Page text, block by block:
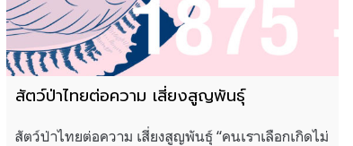
สัตว์ป่าไทยต่อความ เสี่ยงสูญพันธุ์
สัตว์ป่าไทยต่อความ เสี่ยงสูญพันธุ์ “คนเราเลือกเกิดไม่